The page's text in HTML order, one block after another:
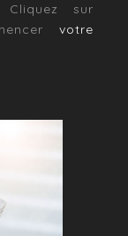
sur
votre